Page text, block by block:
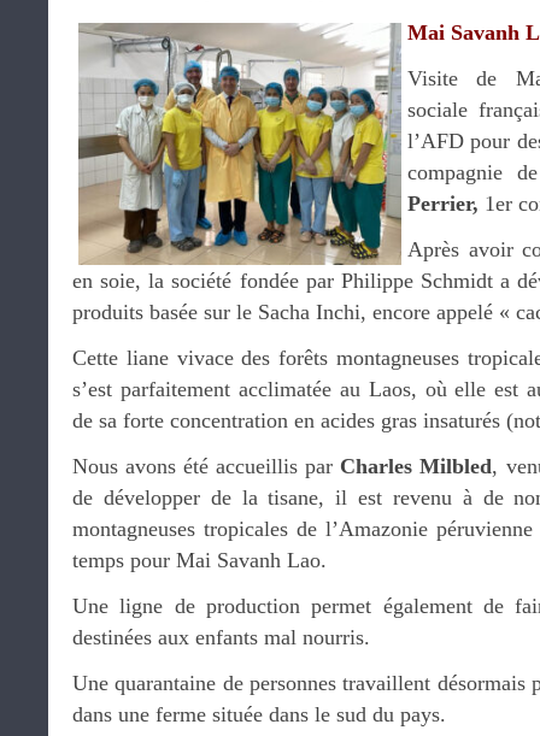
Mai Savanh
Visite de
sociale
l’AFD pour
compagnie
Perrier, 1er
Après avoir
en soie, la société fondée par Philippe Schmidt a
produits basée sur le Sacha Inchi, encore appelé «
Cette liane vivace des forêts montagneuses
s’est parfaitement acclimatée au Laos, où elle est
de sa forte concentration en acides gras insaturés
Nous avons été accueillis par Charles Milbled,
de développer de la tisane, il est revenu à de
montagneuses tropicales de l’Amazonie
temps pour Mai Savanh Lao.
Une ligne de production permet également de
destinées aux enfants mal nourris.
Une quarantaine de personnes travaillent
dans une ferme située dans le sud du pays.